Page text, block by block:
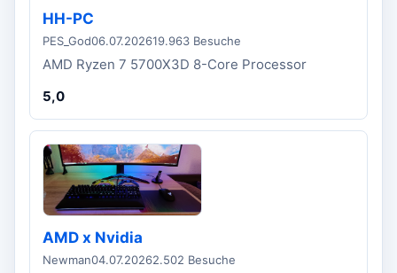
HH-PC
PES_God06.07.202619.963 Besuche
AMD Ryzen 7 5700X3D 8-Core Processor
5,0
AMD x Nvidia
Newman04.07.20262.502 Besuche